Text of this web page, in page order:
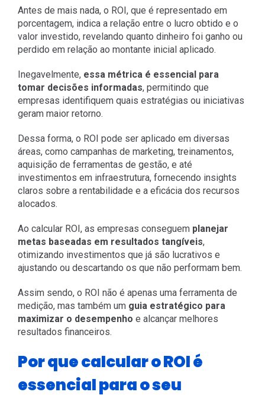
Antes de mais nada, o ROI, que é representado em
porcentagem, indica a relação entre o lucro obtido e o
valor investido, revelando quanto dinheiro foi ganho ou
perdido em relação ao montante inicial aplicado.
Inegavelmente, essa métrica é essencial para
tomar decisões informadas, permitindo que
empresas identifiquem quais estratégias ou iniciativas
geram maior retorno.
Dessa forma, o ROI pode ser aplicado em diversas
áreas, como campanhas de marketing, treinamentos,
aquisição de ferramentas de gestão, e até
investimentos em infraestrutura, fornecendo insights
claros sobre a rentabilidade e a eficácia dos recursos
alocados.
Ao calcular ROI, as empresas conseguem planejar
metas baseadas em resultados tangíveis,
otimizando investimentos que já são lucrativos e
ajustando ou descartando os que não performam bem.
Assim sendo, o ROI não é apenas uma ferramenta de
medição, mas também um guia estratégico para
maximizar o desempenho e alcançar melhores
resultados financeiros.
Por que calcular o ROI é
essencial para o seu